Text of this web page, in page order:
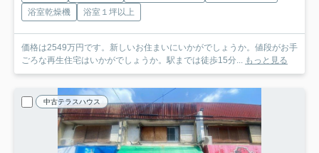
浴室乾燥機
浴室１坪以上
価格は2549万円です。新しいお住まいにいかがでしょうか。値段がお手
ごろな再生住宅はいかがでしょうか。駅までは徒歩15分... もっと見る
中古テラスハウス